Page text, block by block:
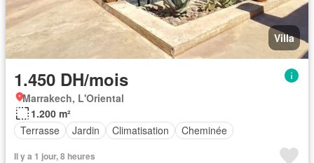
Villa
1.450 DH/mois
Marrakech, L'Oriental
1.200 m²
Terrasse
Jardin Climatisation Cheminée
Il y a 1 jour, 8 heures